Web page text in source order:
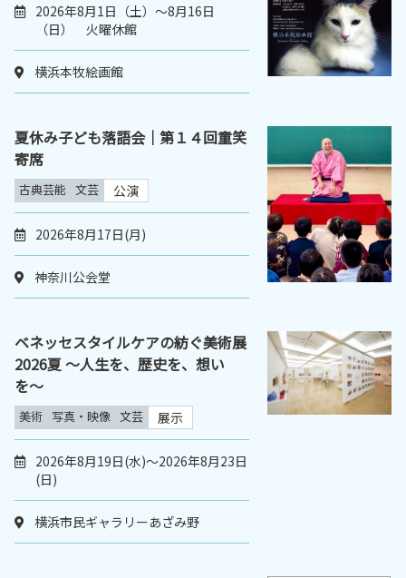
2026年8月1日（土）～8月16日
（日） 火曜休館
横浜本牧絵画館
夏休み子ども落語会｜第１４回童笑
寄席
古典芸能 文芸 公演
2026年8月17日(月)
神奈川公会堂
ベネッセスタイルケアの紡ぐ美術展
2026夏 〜人生を、歴史を、想い
を〜
美術 写真・映像 文芸 展示
2026年8月19日(水)～2026年8月23日
(日)
横浜市民ギャラリーあざみ野